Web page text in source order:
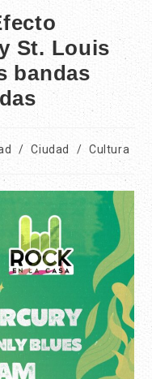
St. Louis
bandas
/ Ciudad / Cultura